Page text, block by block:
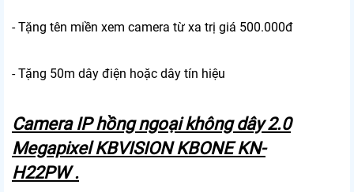
- Tặng tên miền xem camera từ xa trị giá 500.000đ
- Tặng 50m dây điện hoặc dây tín hiệu
Camera IP hồng ngoại không dây 2.0
Megapixel KBVISION KBONE KN-
H22PW .